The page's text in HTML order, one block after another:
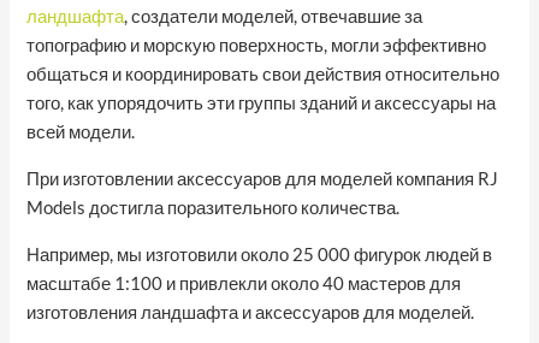
ландшафта, создатели моделей, отвечавшие за
топографию и морскую поверхность, могли эффективно
общаться и координировать свои действия относительно
того, как упорядочить эти группы зданий и аксессуары на
всей модели.
При изготовлении аксессуаров для моделей компания RJ
Models достигла поразительного количества.
Например, мы изготовили около 25 000 фигурок людей в
масштабе 1:100 и привлекли около 40 мастеров для
изготовления ландшафта и аксессуаров для моделей.